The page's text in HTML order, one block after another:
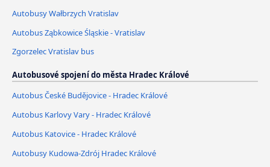
Autobusy Wałbrzych Vratislav
Autobus Ząbkowice Śląskie - Vratislav
Zgorzelec Vratislav bus
Autobusové spojení do města Hradec Králové
Autobus České Budějovice - Hradec Králové
Autobus Karlovy Vary - Hradec Králové
Autobus Katovice - Hradec Králové
Autobusy Kudowa-Zdrój Hradec Králové